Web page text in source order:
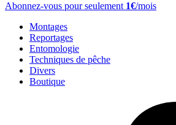
Abonnez-vous pour seulement 1€/mois
Montages
Reportages
Entomologie
Techniques de pêche
Divers
Boutique